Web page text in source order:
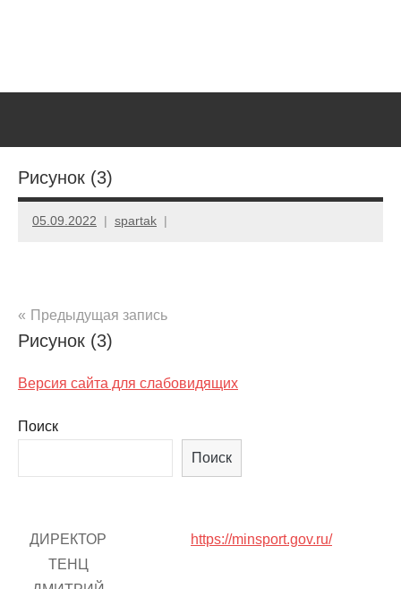
Рисунок (3)
05.09.2022 spartak
Навигация
по
записям
Предыдущая запись
Рисунок (3)
Версия сайта для слабовидящих
Поиск
Поиск
ДИРЕКТОР
ТЕНЦ
https://minsport.gov.ru/